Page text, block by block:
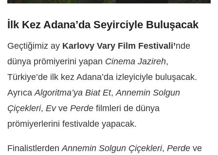
İlk Kez Adana’da Seyirciyle Buluşacak
Geçtiğimiz ay Karlovy Vary Film Festivali’nde
dünya prömiyerini yapan Cinema Jazireh,
Türkiye’de ilk kez Adana’da izleyiciyle buluşacak.
AyrıcaAlgoritma’ya Biat Et,Annemin Solgun
Çiçekleri, Evve Perde filmleri de dünya
prömiyerlerini festivalde yapacak.
FinalistlerdenAnnemin Solgun Çiçekleri, Perde ve